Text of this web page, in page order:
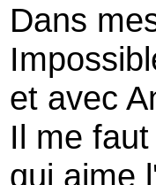
Dans
et avec
Il me
qui aime